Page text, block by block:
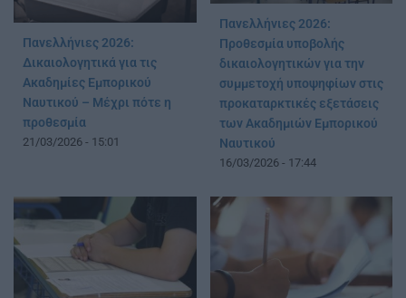
Πανελλήνιες 2026:
Δικαιολογητικά για τις
Ακαδημίες Εμπορικού
Ναυτικού – Μέχρι πότε η
προθεσμία
21/03/2026 - 15:01
Πανελλήνιες 2026:
Προθεσμία υποβολής
δικαιολογητικών για την
συμμετοχή υποψηφίων στις
προκαταρκτικές εξετάσεις
των Ακαδημιών Εμπορικού
Ναυτικού
16/03/2026 - 17:44